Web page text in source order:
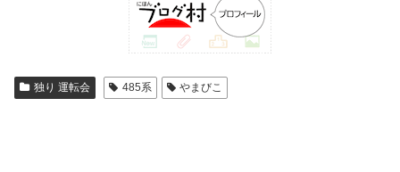
独り 運転会 485系 やまびこ